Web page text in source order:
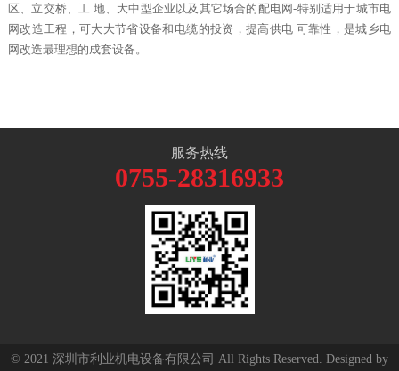
区、立交桥、工 地、大中型企业以及其它场合的配电网-特别适用于城市电
网改造工程，可大大节省设备和电缆的投资，提高供电 可靠性，是城乡电
网改造最理想的成套设备。
服务热线
0755-28316933
© 2021 深圳市利业机电设备有限公司 All Rights Reserved. Designed by